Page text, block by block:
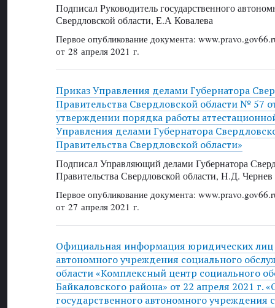
Подписал Руководитель государственного
Свердловской области, Е.А Ковалева
Первое опубликование документа:
от 28 апреля 2021 г.
Приказ Управления делами Губернатора
Правительства Свердловской области № 57
утверждении порядка работы
Управления делами Губернатора
Правительства Свердловской области»
Подписал Управляющий делами Губернатора
Правительства Свердловской области, Н.Д. Чернев
Первое опубликование документа:
от 27 апреля 2021 г.
Официальная информация юридических лиц
автономного учреждения социального
области «Комплексный центр социального
Байкаловского района» от 22 апреля 2021 г.
государственного автономного учреждения